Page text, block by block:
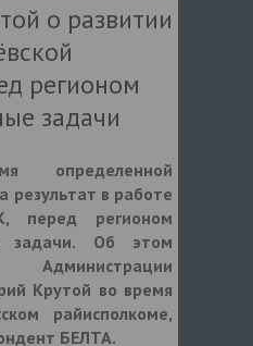
о развитии
регионом
задачи
определенной
результат в работе
перед регионом
задачи. Об этом
Крутой во время
райисполкоме,
БЕЛТА.